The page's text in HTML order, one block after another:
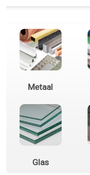
Metaal
Glas